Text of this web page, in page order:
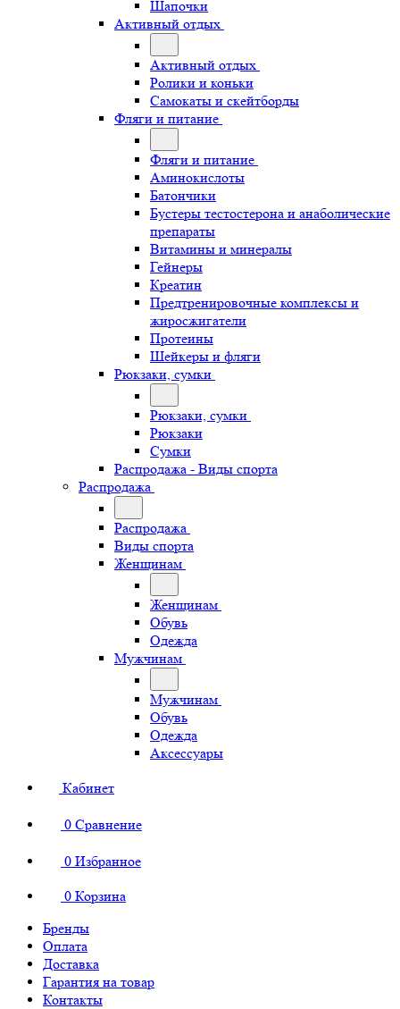
Шапочки
Активный отдых
Активный отдых
Ролики и коньки
Самокаты и скейтборды
Фляги и питание
Фляги и питание
Аминокислоты
Батончики
Бустеры тестостерона и анаболические
препараты
Витамины и минералы
Гейнеры
Креатин
Предтренировочные комплексы и
жиросжигатели
Протеины
Шейкеры и фляги
Рюкзаки, сумки
Рюкзаки, сумки
Рюкзаки
Сумки
Распродажа - Виды спорта
Распродажа
Распродажа
Виды спорта
Женщинам
Женщинам
Обувь
Одежда
Мужчинам
Мужчинам
Обувь
Одежда
Аксессуары
Кабинет
0 Сравнение
0 Избранное
0 Корзина
Бренды
Оплата
Доставка
Гарантия на товар
Контакты